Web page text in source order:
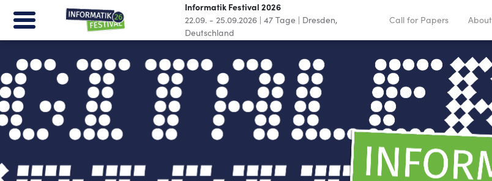
22.09. - 25.09.2026|47 Tage|Dresden, Deutschland
Call for Papers
About
Informatik Festival 2026
22.09. - 25.09.2026 |47 Tage | Dresden,
Deutschland
Call for Papers About